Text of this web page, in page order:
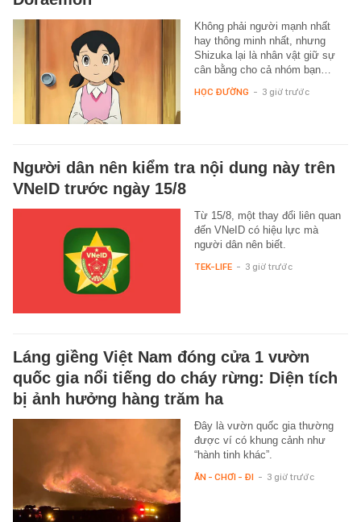
Không phải người mạnh nhất
hay thông minh nhất, nhưng
Shizuka lại là nhân vật giữ sự
cân bằng cho cả nhóm bạn…
HỌC ĐƯỜNG - 3 giờ trước
Người dân nên kiểm tra nội dung này trên
VNeID trước ngày 15/8
Từ 15/8, một thay đổi liên quan
đến VNeID có hiệu lực mà
người dân nên biết.
TEK-LIFE - 3 giờ trước
Láng giềng Việt Nam đóng cửa 1 vườn
quốc gia nổi tiếng do cháy rừng: Diện tích
bị ảnh hưởng hàng trăm ha
Đây là vườn quốc gia thường
được ví có khung cảnh như
“hành tinh khác”.
ĂN - CHƠI - ĐI - 3 giờ trước